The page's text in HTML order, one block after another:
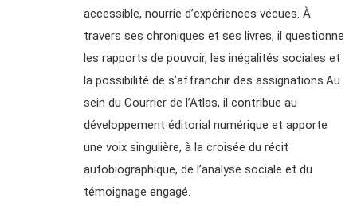
accessible, nourrie d’expériences vécues. À
travers ses chroniques et ses livres, il questionne
les rapports de pouvoir, les inégalités sociales et
la possibilité de s’affranchir des assignations.Au
sein du Courrier de l’Atlas, il contribue au
développement éditorial numérique et apporte
une voix singulière, à la croisée du récit
autobiographique, de l’analyse sociale et du
témoignage engagé.